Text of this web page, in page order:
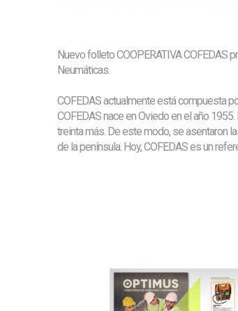
Nuevo folleto COOPERATIVA
Neumáticas.
COFEDAS actualmente está compuesta
COFEDAS nace en Oviedo en el año
treinta más. De este modo, se asentaron
de la península. Hoy, COFEDAS es un